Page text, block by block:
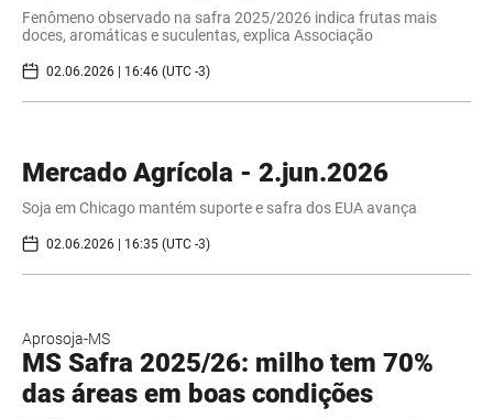
Fenômeno observado na safra 2025/2026 indica frutas mais
doces, aromáticas e suculentas, explica Associação
02.06.2026 | 16:46 (UTC -3)
Mercado Agrícola - 2.jun.2026
Soja em Chicago mantém suporte e safra dos EUA avança
02.06.2026 | 16:35 (UTC -3)
Aprosoja-MS
MS Safra 2025/26: milho tem 70%
das áreas em boas condições